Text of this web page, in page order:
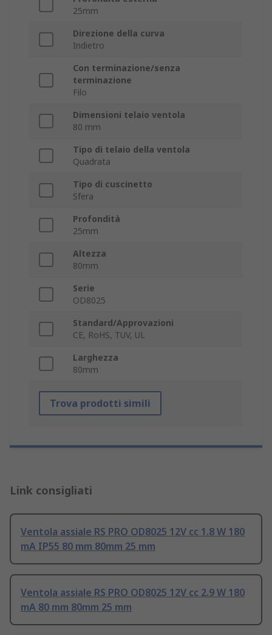
25mm
Direzione della curva
Indietro
Con terminazione/senza
terminazione
Filo
Dimensioni telaio ventola
80 mm
Tipo di telaio della ventola
Quadrata
Tipo di cuscinetto
Sfera
Profondità
25mm
Altezza
80mm
Serie
OD8025
Standard/Approvazioni
CE, RoHS, TUV, UL
Larghezza
80mm
Trova prodotti simili
Link consigliati
Ventola assiale RS PRO OD8025 12V cc 1.8 W 180
mA IP55 80 mm 80mm 25 mm
Ventola assiale RS PRO OD8025 12V cc 2.9 W 180
mA 80 mm 80mm 25 mm